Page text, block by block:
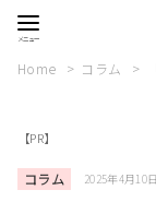
Home コラム
【PR】
コラム 2025年4月10日